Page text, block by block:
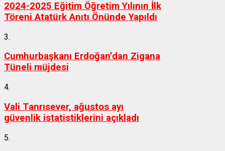
2024-2025 Eğitim Öğretim Yılının İlk
Töreni Atatürk Anıtı Önünde Yapıldı
3.
Cumhurbaşkanı Erdoğan’dan Zigana
Tüneli müjdesi
4.
Vali Tanrısever, ağustos ayı
güvenlik istatistiklerini açıkladı
5.